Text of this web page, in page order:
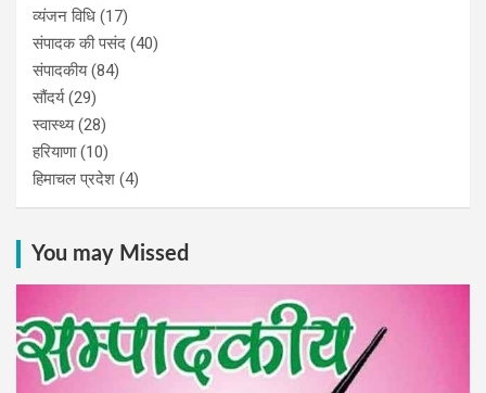
व्यंजन विधि (17)
संपादक की पसंद (40)
संपादकीय(84)
सौंदर्य(29)
स्वास्थ्य(28)
हरियाणा(10)
हिमाचल प्रदेश (4)
You may Missed